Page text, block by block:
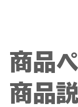
商品
商品